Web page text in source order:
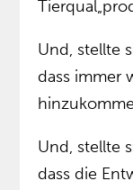
Und, stellte
dass immer
Und, stellte
dass die